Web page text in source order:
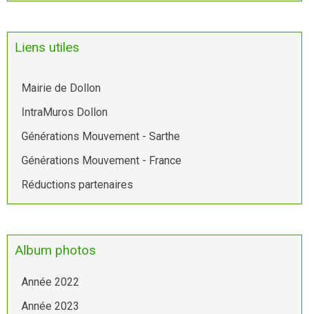
Liens utiles
Mairie de Dollon
IntraMuros Dollon
Générations Mouvement - Sarthe
Générations Mouvement - France
Réductions partenaires
Album photos
Année 2022
Année 2023